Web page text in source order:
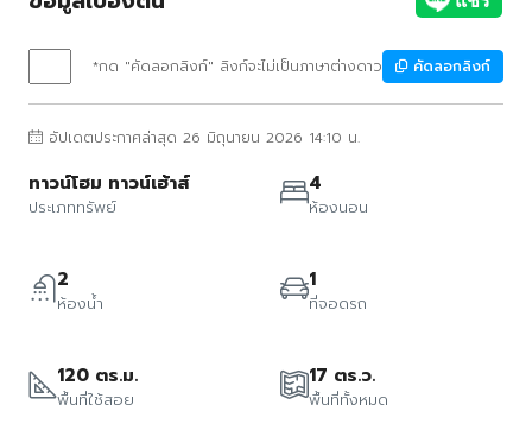
*กด "คัดลอกลิงก์" ลิงก์จะไม่เป็นภาษาต่างดาว คัดลอกลิงก์
อัปเดตประกาศล่าสุด 26 มิถุนายน 2026 14:10 น.
ทาวน์โฮม ทาวน์เฮ้าส์
ประเภททรัพย์
4
ห้องนอน
2
ห้องน้ำ
1
ที่จอดรถ
120 ตร.ม.
พื้นที่ใช้สอย
17 ตร.ว.
พื้นที่ทั้งหมด